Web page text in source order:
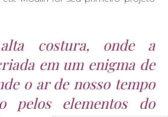
costura, onde a
em um enigma de
o ar de nosso tempo
pelos elementos do